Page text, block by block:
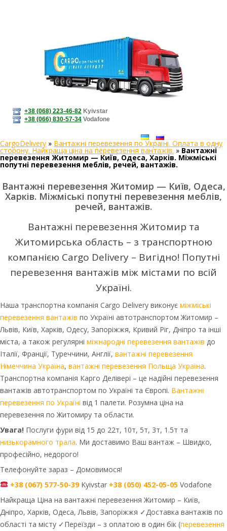
+38 (068) 223-46-82 Kyivstar
+38 (066) 830-57-34 Vodafone
CargoDelivery » Вантажні перевезення по Україні. Оплата в одну
сторону. Найкраща ціна на перевезення вантажів.»Вантажні
перевезення Житомир — Київ, Одеса, Харків. Міжміські
попутні перевезення меблів, речей, вантажів.
Вантажні перевезення Житомир — Київ, Одеса,
Харків. Міжміські попутні перевезення меблів,
речей, вантажів.
Вантажні перевезення Житомир та
Житомирська область – з транспортною
компанією Cargo Delivery – Вигідно! Попутні
перевезення вантажів між містами по всій
Україні.
Наша транспортна компанія Cargo Delivery виконує міжміські
перевезення вантажів по Україні автотранспортом Житомир –
Львів, Київ, Харків, Одесу, Запоріжжя, Кривий Ріг, Дніпро та інші
міста, а також регулярні міжнародні перевезення вантажів до
Італії, Франції, Туреччини, Англії, вантажні перевезення
Німеччина Україна, вантажні перевезення Польща Україна.
Транспортна компанія Карго Делівері – це надійні перевезення
вантажів автотранспортом по Україні та Європі. Вантажні
перевезення по Україні від 1 палети. Розумна ціна на
перевезення по Житомиру та области.
Увага! Послуги фури від 15 до 22т, 10т, 5т, 3т, 1.5т та
низькорамного трала. Ми доставимо Ваш вантаж – Швидко,
професійно, недорого!
Телефонуйте зараз – Домовимося!
+38 (067) 577-50-39Kyivstar +38 (050) 452-05-05Vodafone
Найкраща Ціна на вантажні перевезення Житомир – Київ,
Дніпро, Харків, Одеса, Львів, Запоріжжя ✓Доставка вантажів по
області та місту ✓Переїзди – з оплатою в один бік (перевезення